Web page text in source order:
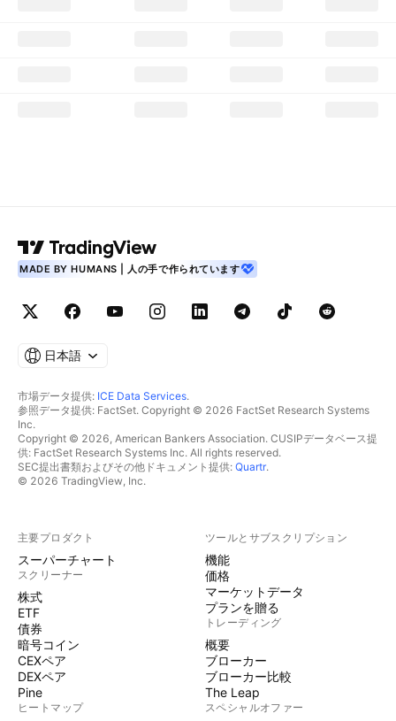
MADE BY HUMANS | 人の手で作られています
日本語
市場データ提供: ICE Data Services.
参照データ提供: FactSet. Copyright © 2026 FactSet Research Systems
Inc.
Copyright © 2026, American Bankers Association. CUSIPデータベース提
供: FactSet Research Systems Inc. All rights reserved.
SEC提出書類およびその他ドキュメント提供: Quartr.
© 2026 TradingView, Inc.
主要プロダクト
スーパーチャート
スクリーナー
株式
ETF
債券
暗号コイン
CEXペア
DEXペア
Pine
ヒートマップ
ツールとサブスクリプション
機能
価格
マーケットデータ
プランを贈る
トレーディング
概要
ブローカー
ブローカー比較
The Leap
スペシャルオファー